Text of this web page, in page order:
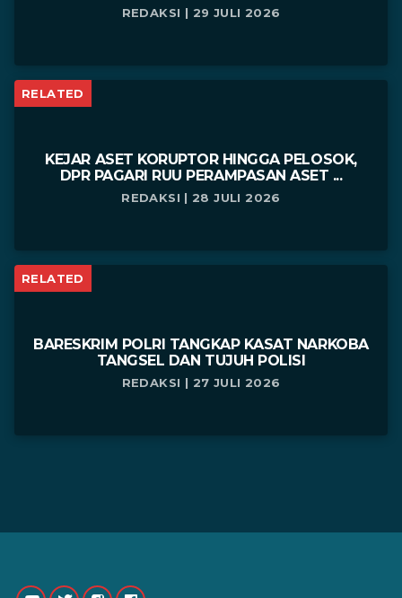
REDAKSI | 29 JULI 2026
RELATED
KEJAR ASET KORUPTOR HINGGA PELOSOK,
DPR PAGARI RUU PERAMPASAN ASET ...
REDAKSI | 28 JULI 2026
RELATED
BARESKRIM POLRI TANGKAP KASAT NARKOBA
TANGSEL DAN TUJUH POLISI
REDAKSI | 27 JULI 2026